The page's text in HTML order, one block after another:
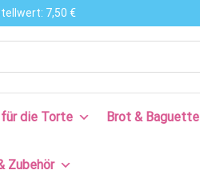
7,50 €
die Torte Brot & Baguette
Zubehör